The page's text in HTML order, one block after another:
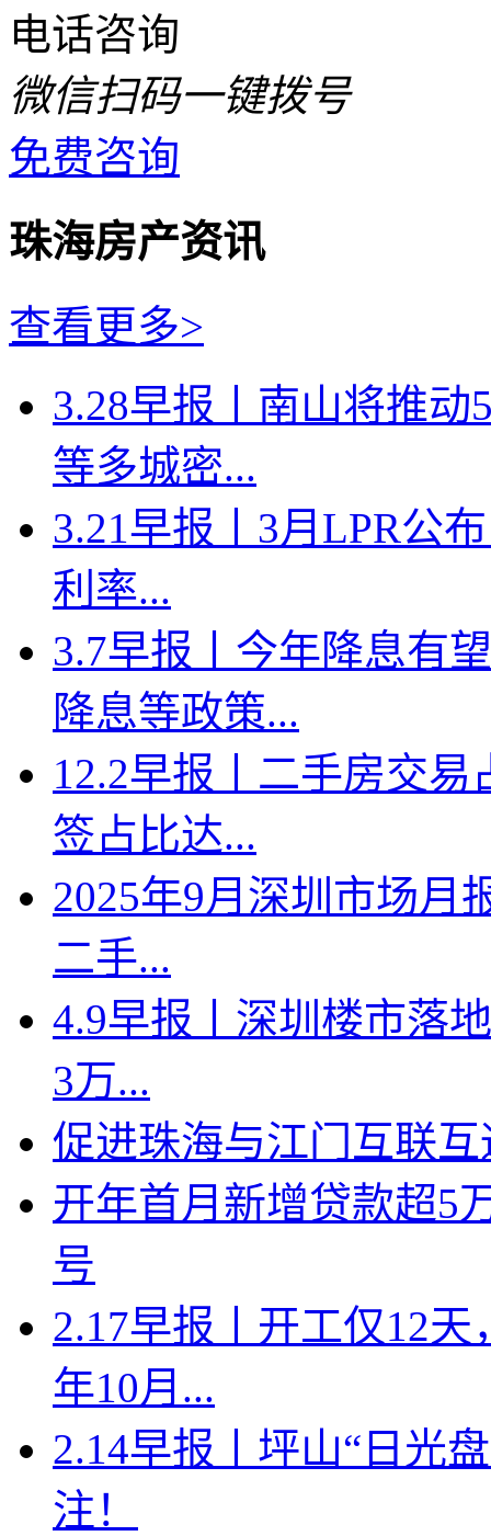
电话咨询
微信扫码一键拨号
免费咨询
珠海房产资讯
查看更多>
3.28早报丨南山将推
等多城密...
3.21早报丨3月LPR公
利率...
3.7早报丨今年降息有
降息等政策...
12.2早报丨二手房交
签占比达...
2025年9月深圳市场月
二手...
4.9早报丨深圳楼市落
3万...
促进珠海与江门互联
开年首月新增贷款超5
号
2.17早报丨开工仅12
年10月...
2.14早报丨坪山“日光
注！